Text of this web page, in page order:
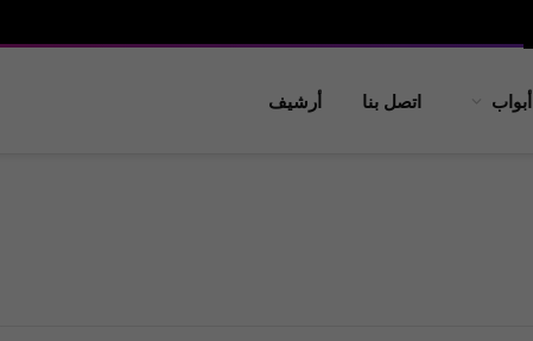
أبواب اتصل بنا أرشيف